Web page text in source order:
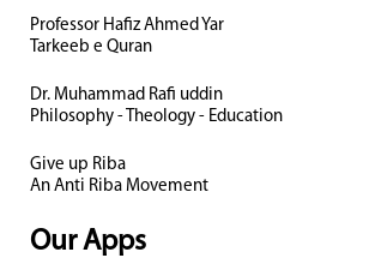
Professor Hafiz Ahmed Yar
Tarkeeb e Quran
Dr. Muhammad Rafi uddin
Philosophy - Theology - Education
Give up Riba
An Anti Riba Movement
Our Apps